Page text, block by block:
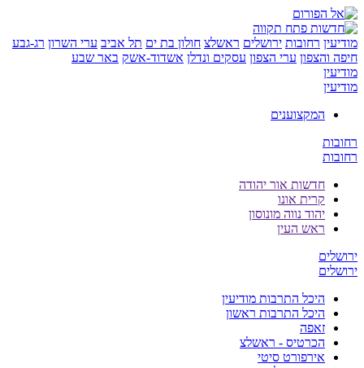
רחובות ירושלים ראשלצ חולון בת ים תל אביב ערי השרון רג-גבע
ערי הצפון עסקים ונדלן אשדוד-אשק באר שבע
המקצוענים
חדשות אור יהודה
קרית אונו
יהוד נווה מונוסון
ראש העין
היכל התרבות מודיעין
היכל התרבות ראשון
זאפה
הכרטיס - ראשלצ
אירפורט סיטי